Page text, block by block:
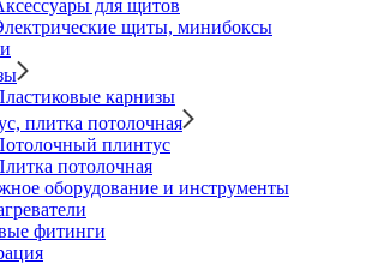
для щитов
щиты, минибоксы
карнизы
плитка потолочная
плинтус
потолочная
оборудование и инструменты
фитинги